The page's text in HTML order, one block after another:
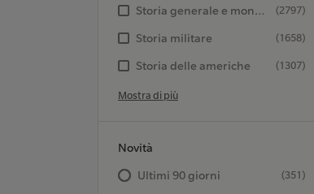
Storia generale e mondiale (2797)
Storia militare (1658)
Storia delle americhe (1307)
Mostra di più
Novità
Ultimi 90 giorni
(351)